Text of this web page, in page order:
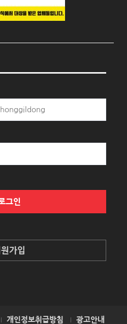
그인
가입
개인정보취급방침 광고안내